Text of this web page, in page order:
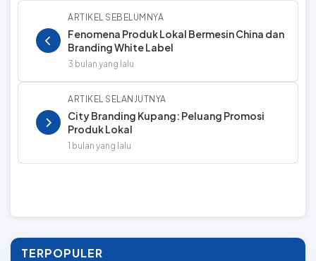
ARTIKEL SEBELUMNYA
Fenomena Produk Lokal Bermesin China dan
Branding White Label
3 bulan yang lalu
ARTIKEL SELANJUTNYA
City Branding Kupang: Peluang Promosi
Produk Lokal
1 bulan yang lalu
TERPOPULER